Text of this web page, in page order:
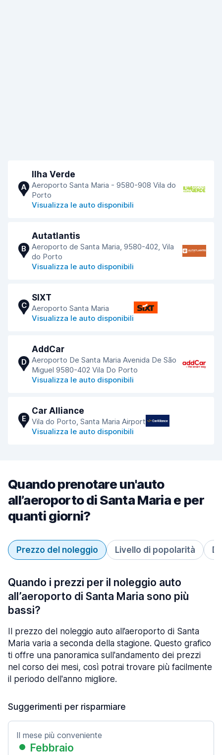
A
Ilha Verde
Aeroporto Santa Maria - 9580-908 Vila do
Porto
Visualizza le auto disponibili
B
Autatlantis
Aeroporto de Santa Maria, 9580-402, Vila
do Porto
Visualizza le auto disponibili
C
SIXT
Aeroporto Santa Maria
Visualizza le auto disponibili
D
AddCar
Aeroporto De Santa Maria Avenida De São
Miguel 9580-402 Vila Do Porto
Visualizza le auto disponibili
E
Car Alliance
Vila do Porto, Santa Maria Airport
Visualizza le auto disponibili
Quando prenotare un'auto
all’aeroporto di Santa Maria e per
quanti giorni?
Prezzo del noleggio Livello di popolarità
Quando i prezzi per il noleggio auto
all’aeroporto di Santa Maria sono più
bassi?
Il prezzo del noleggio auto all’aeroporto di Santa
Maria varia a seconda della stagione. Questo grafico
ti offre una panoramica sull'andamento dei prezzi
nel corso dei mesi, così potrai trovare più facilmente
il periodo dell'anno migliore.
Suggerimenti per risparmiare
Il mese più conveniente
Febbraio